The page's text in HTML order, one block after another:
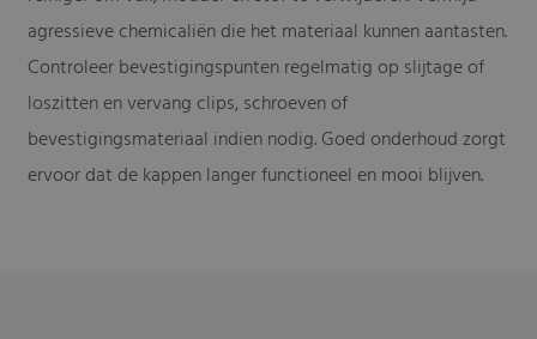
agressieve chemicaliën die het materiaal kunnen aantasten.
Controleer bevestigingspunten regelmatig op slijtage of
loszitten en vervang clips, schroeven of
bevestigingsmateriaal indien nodig. Goed onderhoud zorgt
ervoor dat de kappen langer functioneel en mooi blijven.